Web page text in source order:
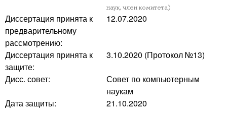
наук, член комитета)
Диссертация принята к
предварительному
рассмотрению:
12.07.2020
Диссертация принята к
защите:
3.10.2020 (Протокол №13)
Дисс. совет:
Совет по компьютерным
наукам
Дата защиты:
21.10.2020